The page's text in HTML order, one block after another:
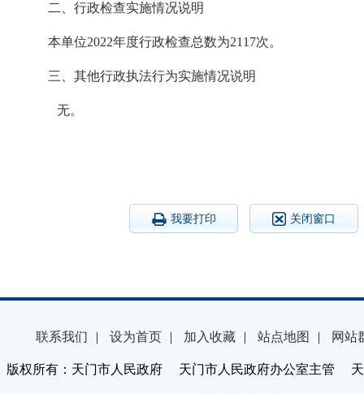
二、行政检查实施情况说明
本单位2022年度行政检查总数为2117次。
三、其他行政执法行为实施情况说明
无。
我要打印 关闭窗口
联系我们 | 设为首页 | 加入收藏 | 站点地图 | 网站
版权所有：天门市人民政府 天门市人民政府办公室主管 天